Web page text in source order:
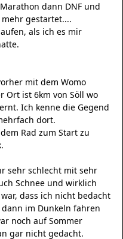
dann DNF und
gestartet....
als ich es mir
mit dem Womo
Ort ist 6km von Söll wo
Ich kenne die Gegend
dort.
Rad zum Start zu
sehr schlecht mit sehr
Schnee und wirklich
dass ich nicht bedacht
im Dunkeln fahren
noch auf Sommer
gar nicht gedacht.